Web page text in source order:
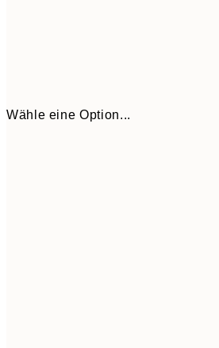
Wähle eine Option...